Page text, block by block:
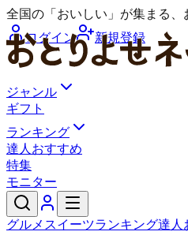
全国の「おいしい」が集まる、
ログイン
新規登録
ジャンル
ギフト
ランキング
達人おすすめ
特集
モニター
グルメ スイーツランキング達人